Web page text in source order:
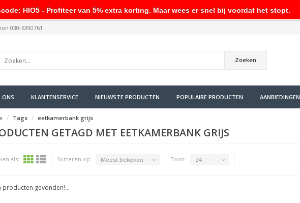
030-6390761
Zoeken
ONS KLANTENSERVICE NIEUWSTE PRODUCTEN POPULAIRE PRODUCTEN AANBIEDINGEN
Tags eetkamerbank grijs
GETAGD MET EETKAMERBANK GRIJS
als: Sorteren op: Meest bekeken Toon: 24
producten gevonden!...
HIO5 - Profiteer van 5% extra korting. Maar wees er snel bij voordat het stopt.